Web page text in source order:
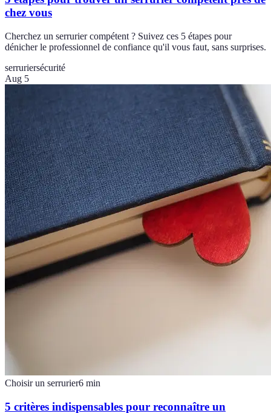
chez vous
Cherchez un serrurier compétent ? Suivez ces 5 étapes pour
dénicher le professionnel de confiance qu'il vous faut, sans surprises.
serruriersécurité
Aug 5
Choisir un serrurier6 min
5 critères indispensables pour reconnaître un